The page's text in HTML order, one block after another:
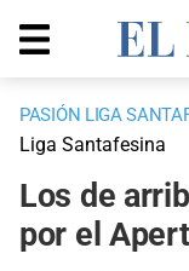
PASIÓN LIGA
Liga Santafesina
Los de
por el